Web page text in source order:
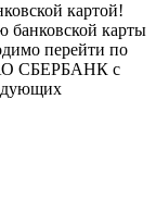
картой!
банковской карты
перейти по
СБЕРБАНК с